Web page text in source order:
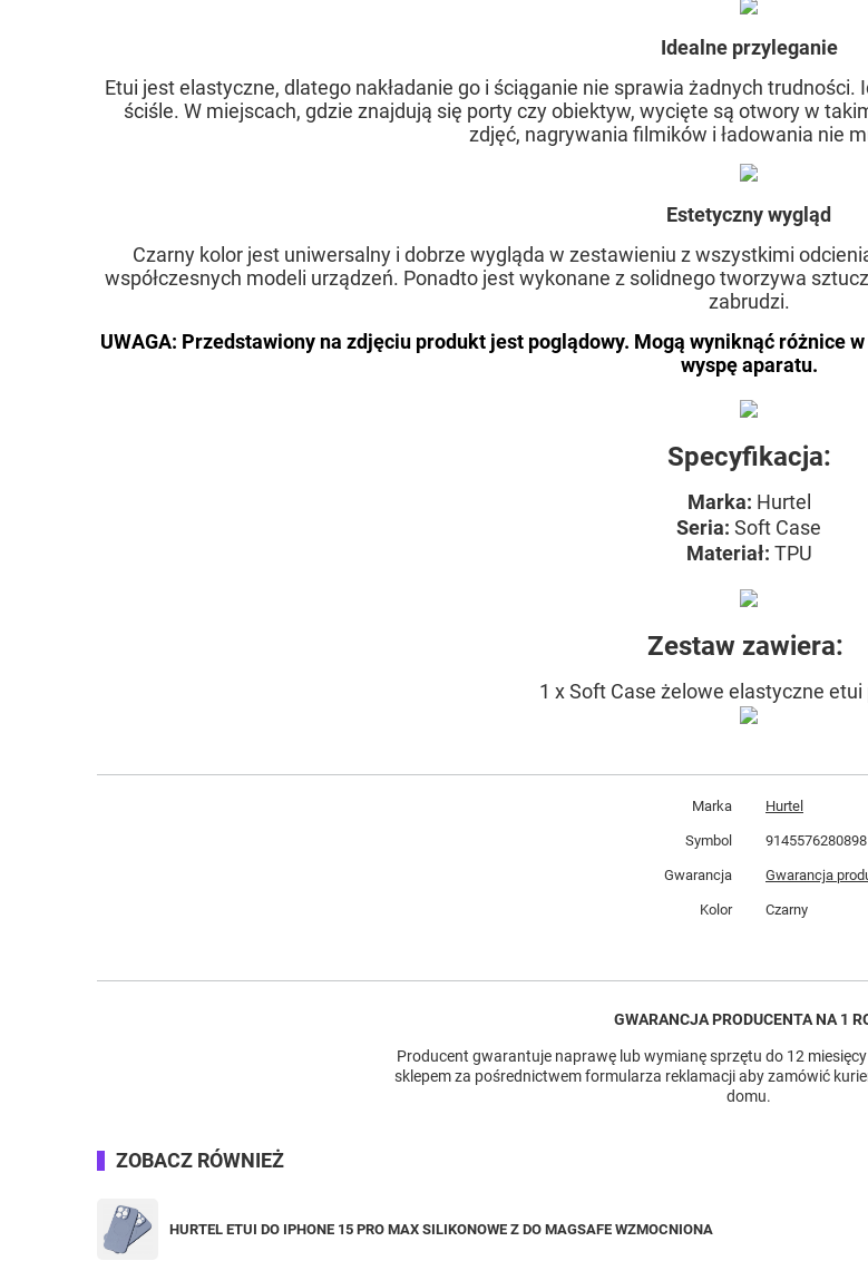
Idealne przyleganie
Etui jest elastyczne, dlatego nakładanie go i ściąganie nie sprawia żadnych
ściśle. W miejscach, gdzie znajdują się porty czy obiektyw, wycięte są otwory w
zdjęć, nagrywania filmików i ładowania nie
Estetyczny wygląd
Czarny kolor jest uniwersalny i dobrze wygląda w zestawieniu z wszystkimi
współczesnych modeli urządzeń. Ponadto jest wykonane z solidnego tworzywa
zabrudzi.
UWAGA: Przedstawiony na zdjęciu produkt jest poglądowy. Mogą wyniknąć różnice
wyspę aparatu.
Specyfikacja:
Marka: Hurtel
Seria: Soft Case
Materiał: TPU
Zestaw zawiera:
1 x Soft Case żelowe elastyczne
Marka Hurtel
Symbol 9145576280898
Gwarancja Gwarancja
Kolor Czarny
GWARANCJA PRODUCENTA NA 1
Producent gwarantuje naprawę lub wymianę sprzętu do 12
sklepem za pośrednictwem formularza reklamacji aby zamówić
domu.
ZOBACZ RÓWNIEŻ
HURTEL ETUI DO IPHONE 15 PRO MAX SILIKONOWE Z DO MAGSAFE WZMOCNIONA